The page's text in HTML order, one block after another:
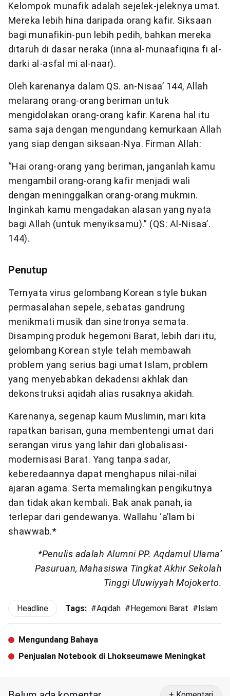
Kelompok munafik adalah sejelek-jeleknya umat.
Mereka lebih hina daripada orang kafir. Siksaan
bagi munafikin-pun lebih pedih, bahkan mereka
ditaruh di dasar neraka (inna al-munaafiqina fi al-
darki al-asfal mi al-naar).
Oleh karenanya dalam QS. an-Nisaa’ 144, Allah
melarang orang-orang beriman untuk
mengidolakan orang-orang kafir. Karena hal itu
sama saja dengan mengundang kemurkaan Allah
yang siap dengan siksaan-Nya. Firman Allah:
“Hai orang-orang yang beriman, janganlah kamu
mengambil orang-orang kafir menjadi wali
dengan meninggalkan orang-orang mukmin.
Inginkah kamu mengadakan alasan yang nyata
bagi Allah (untuk menyiksamu).” (QS: Al-Nisaa’.
144).
Penutup
Ternyata virus gelombang Korean style bukan
permasalahan sepele, sebatas gandrung
menikmati musik dan sinetronya semata.
Disamping produk hegemoni Barat, lebih dari itu,
gelombang Korean style telah membawah
problem yang serius bagi umat Islam, problem
yang menyebabkan dekadensi akhlak dan
dekonstruksi aqidah alias rusaknya akidah.
Karenanya, segenap kaum Muslimin, mari kita
rapatkan barisan, guna membentengi umat dari
serangan virus yang lahir dari globalisasi-
modernisasi Barat. Yang tanpa sadar,
keberedaannya dapat menghapus nilai-nilai
ajaran agama. Serta memalingkan pengikutnya
dan tidak akan kembali. Bak anak panah, ia
terlepar dari gendewanya. Wallahu ‘a’lam bi
shawwab.*
*Penulis adalah Alumni PP. Aqdamul Ulama’
Pasuruan, Mahasiswa Tingkat Akhir Sekolah
Tinggi Uluwiyyah Mojokerto.
Headline Tags: #Aqidah #Hegemoni Barat #Islam
Mengundang Bahaya
Penjualan Notebook di Lhokseumawe Meningkat